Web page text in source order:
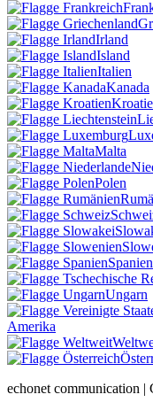
Irland
Island
Italien
Kanada
Malta
Polen
Spanien
Ungarn
Amerika
echonet communication